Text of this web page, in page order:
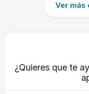
Ver más
¿Quieres que te